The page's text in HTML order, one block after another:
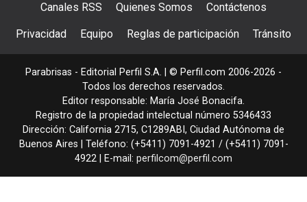
Canales RSS Quienes Somos Contáctenos
Privacidad Equipo Reglas de participación Tránsito
Parabrisas - Editorial Perfil S.A. | © Perfil.com 2006-2026 -
Todos los derechos reservados.
Editor responsable: María José Bonacifa.
Registro de la propiedad intelectual número 5346433
Dirección: California 2715, C1289ABI , Ciudad Autónoma de
Buenos Aires | Teléfono: (+5411) 7091-4921 / (+5411) 7091-
4922 | E-mail: perfilcom@perfil.com